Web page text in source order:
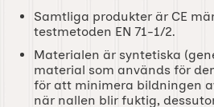
Samtliga produkter är CE
testmetoden EN 71-1/2.
Materialen är syntetiska
material som används för
för att minimera bildningen
när nallen blir fuktig,